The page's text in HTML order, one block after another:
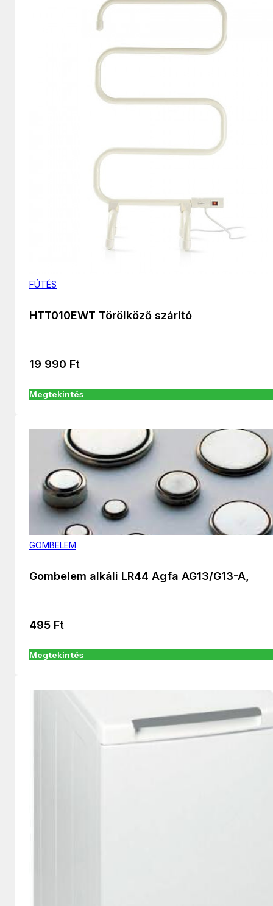
FÚTÉS
HTT010EWT Törölköző szárító
19 990 Ft
Megtekintés
GOMBELEM
Gombelem alkáli LR44 Agfa AG13/G13-A,
495 Ft
Megtekintés